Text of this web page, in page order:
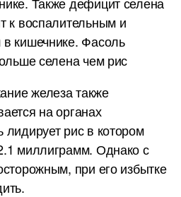
к воспалительным и
кишечнике. Фасоль
селена чем рис
железа также
на органах
рис в котором
миллиграмм. Однако с
при его избытке